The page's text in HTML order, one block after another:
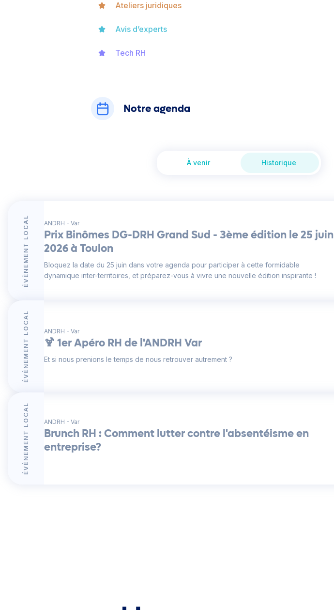
Ateliers juridiques
Avis d’experts
Tech RH
Notre agenda
À venir Historique
ÉVÈNEMENT LOCAL ANDRH - Var
Prix Binômes DG-DRH Grand Sud - 3ème édition le 25 juin
2026 à Toulon
Bloquez la date du 25 juin dans votre agenda pour participer à cette formidable
dynamique inter-territoires, et préparez-vous à vivre une nouvelle édition inspirante !
ÉVÈNEMENT LOCAL ANDRH - Var
🍹 1er Apéro RH de l'ANDRH Var
Et si nous prenions le temps de nous retrouver autrement ?
ÉVÈNEMENT LOCAL ANDRH - Var
Brunch RH : Comment lutter contre l'absentéisme en
entreprise?